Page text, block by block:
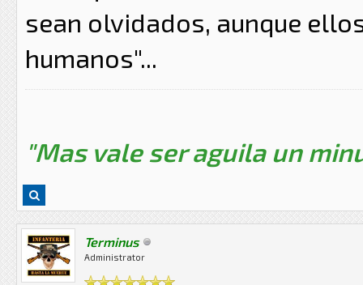
sean olvidados, aunque
humanos"...
"Mas vale ser aguila un
Terminus
Administrator